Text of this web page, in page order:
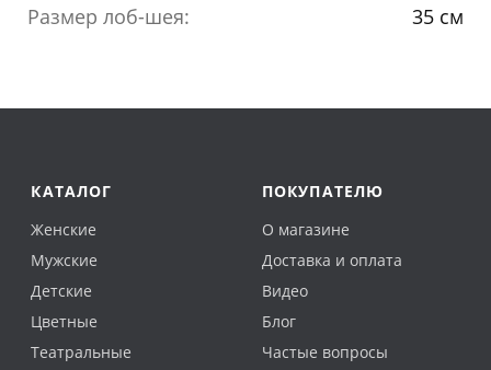
Размер лоб-шея:
35 см
КАТАЛОГ
Женские
Мужские
Детские
Цветные
Театральные
ПОКУПАТЕЛЮ
О магазине
Доставка и оплата
Видео
Блог
Частые вопросы